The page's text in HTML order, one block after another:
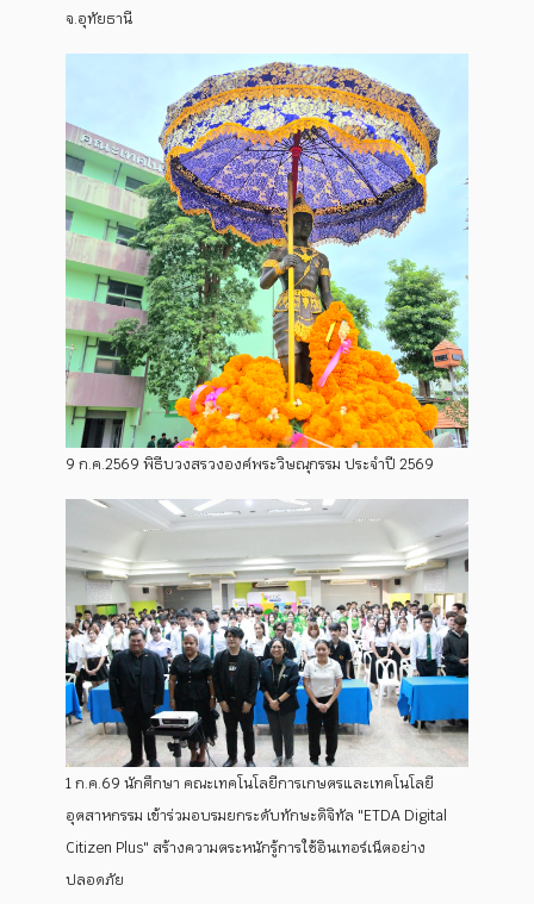
จ.อุทัยธานี
9 ก.ค.2569 พิธีบวงสรวงองค์พระวิษณุกรรม ประจำปี 2569
1 ก.ค.69 นักศึกษา คณะเทคโนโลยีการเกษตรและเทคโนโลยี
อุตสาหกรรม เข้าร่วมอบรมยกระดับทักษะดิจิทัล "ETDA Digital
Citizen Plus" สร้างความตระหนักรู้การใช้อินเทอร์เน็ตอย่าง
ปลอดภัย